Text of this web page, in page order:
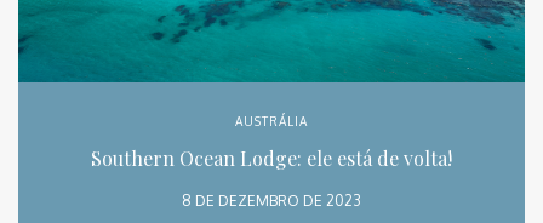
AUSTRÁLIA
Southern Ocean Lodge: ele está de volta!
8 DE DEZEMBRO DE 2023